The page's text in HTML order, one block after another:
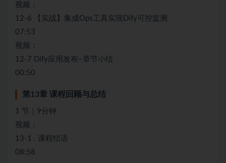
视频：
12-6 【实战】集成Ops工具实现Dify可控监测
07:53
视频：
12-7 Dify应用发布–章节小结
00:50
第13章 课程回顾与总结
1 节｜9分钟
视频：
13-1 . 课程结语
08:58